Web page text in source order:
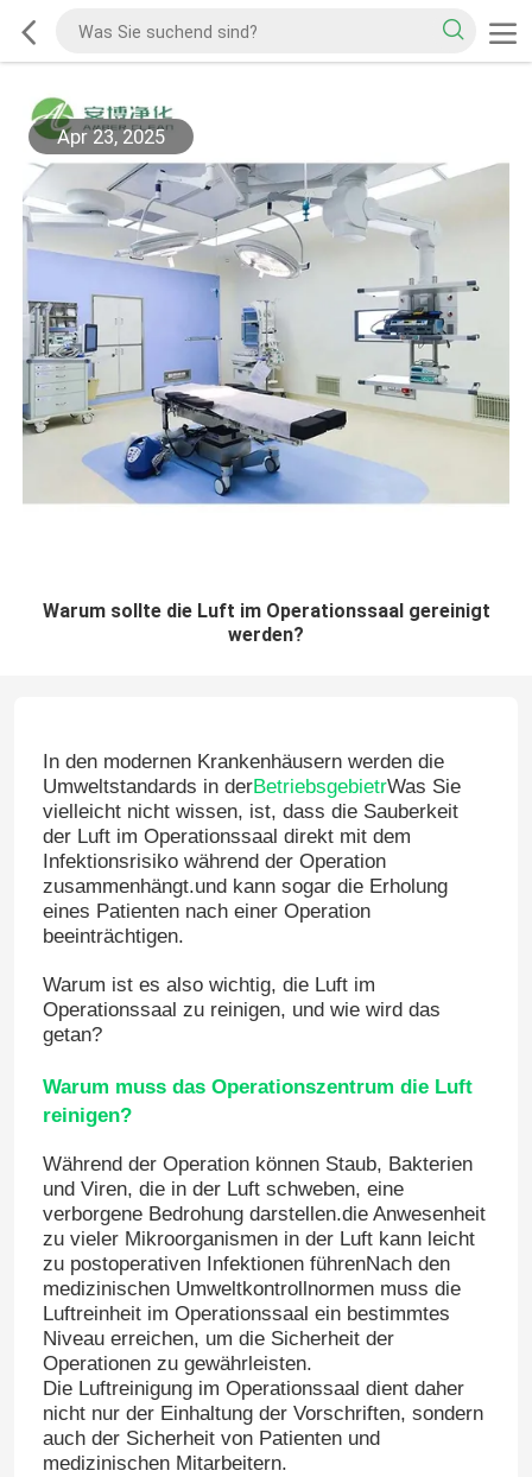
Apr 23, 2025
Warum sollte die Luft im Operationssaal gereinigt
werden?
In den modernen Krankenhäusern werden die
Umweltstandards in derBetriebsgebietrWas Sie
vielleicht nicht wissen, ist, dass die Sauberkeit
der Luft im Operationssaal direkt mit dem
Infektionsrisiko während der Operation
zusammenhängt.und kann sogar die Erholung
eines Patienten nach einer Operation
beeinträchtigen.
Warum ist es also wichtig, die Luft im
Operationssaal zu reinigen, und wie wird das
getan?
Warum muss das Operationszentrum die Luft
reinigen?
Während der Operation können Staub, Bakterien
und Viren, die in der Luft schweben, eine
verborgene Bedrohung darstellen.die Anwesenheit
zu vieler Mikroorganismen in der Luft kann leicht
zu postoperativen Infektionen führenNach den
medizinischen Umweltkontrollnormen muss die
Luftreinheit im Operationssaal ein bestimmtes
Niveau erreichen, um die Sicherheit der
Operationen zu gewährleisten.
Die Luftreinigung im Operationssaal dient daher
nicht nur der Einhaltung der Vorschriften, sondern
auch der Sicherheit von Patienten und
medizinischen Mitarbeitern.